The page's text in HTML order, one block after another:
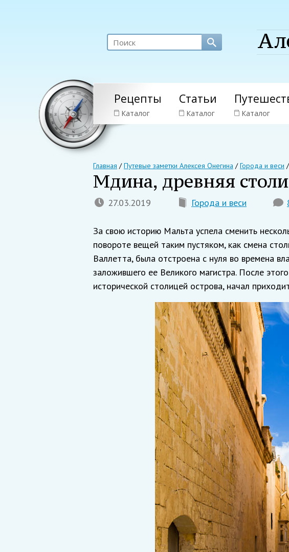
Рецепты
Каталог
Статьи
Каталог Каталог
Главная /Путевые заметки Алексея Онегина /Города и веси /
Мдина, древняя
27.03.2019 Города и веси
За свою историю Мальта успела сменить
повороте вещей таким пустяком, как смена
Валлетта, была отстроена с нуля во времена
заложившего ее Великого магистра. После
исторической столицей острова, начал